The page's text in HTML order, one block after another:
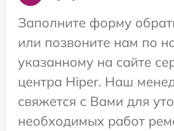
Заполните форму
или позвоните нам по
указанному на сайте
центра Hiper. Наш
свяжется с Вами для
необходимых работ